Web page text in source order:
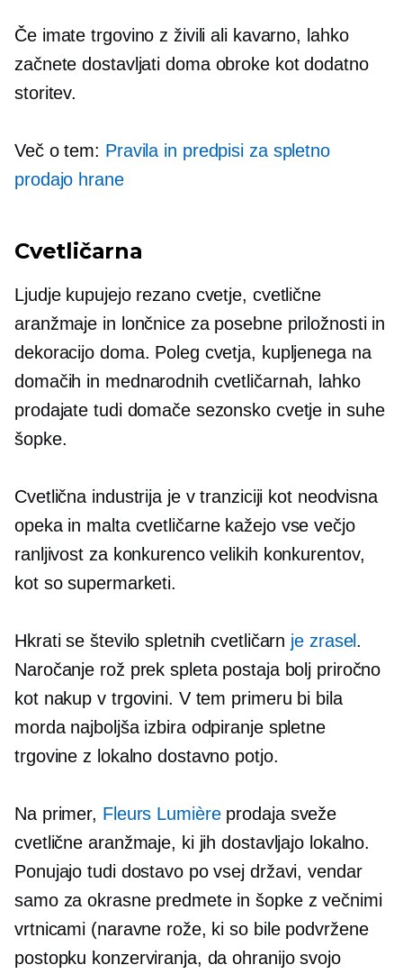
Če imate trgovino z živili ali kavarno, lahko
začnete dostavljati domaobroke kot dodatno
storitev.
Več o tem: Pravila in predpisi za spletno
prodajo hrane
Cvetličarna
Ljudje kupujejo rezano cvetje, cvetlične
aranžmaje in lončnice za posebne priložnosti in
dekoracijo doma. Poleg cvetja, kupljenega na
domačih in mednarodnih cvetličarnah, lahko
prodajate tudi domače sezonsko cvetje in suhe
šopke.
Cvetlična industrija je v tranziciji kot neodvisna
opeka in maltacvetličarne kažejo vse večjo
ranljivost za konkurenco velikih konkurentov,
kot so supermarketi.
Hkrati se število spletnih cvetličarn je zrasel.
Naročanje rož prek spleta postaja bolj priročno
kot nakup v trgovini. V tem primeru bi bila
morda najboljša izbira odpiranje spletne
trgovine z lokalno dostavno potjo.
Na primer, Fleurs Lumièreprodaja sveže
cvetlične aranžmaje, ki jih dostavljajo lokalno.
Ponujajo tudi dostavo po vsej državi, vendar
samo za okrasne predmete in šopke z večnimi
vrtnicami (naravne rože, ki so bile podvržene
postopku konzerviranja, da ohranijo svojo